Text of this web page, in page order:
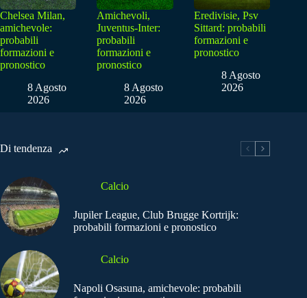
Chelsea Milan,
amichevole:
probabili
formazioni e
pronostico
8 Agosto
2026
Amichevoli,
Juventus-Inter:
probabili
formazioni e
pronostico
8 Agosto
2026
Eredivisie, Psv
Sittard: probabili
formazioni e
pronostico
8 Agosto
2026
Di tendenza
Calcio
Jupiler League, Club Brugge Kortrijk:
probabili formazioni e pronostico
Calcio
Napoli Osasuna, amichevole: probabili